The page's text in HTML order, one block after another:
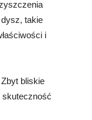
takie
i
bliskie
skuteczność